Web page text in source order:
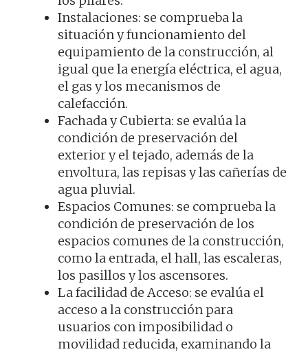
Instalaciones: se comprueba la
situación y funcionamiento del
equipamiento de la construcción, al
igual que la energía eléctrica, el agua,
el gas y los mecanismos de
calefacción.
Fachada y Cubierta: se evalúa la
condición de preservación del
exterior y el tejado, además de la
envoltura, las repisas y las cañerías de
agua pluvial.
Espacios Comunes: se comprueba la
condición de preservación de los
espacios comunes de la construcción,
como la entrada, el hall, las escaleras,
los pasillos y los ascensores.
La facilidad de Acceso: se evalúa el
acceso a la construcción para
usuarios con imposibilidad o
movilidad reducida, examinando la